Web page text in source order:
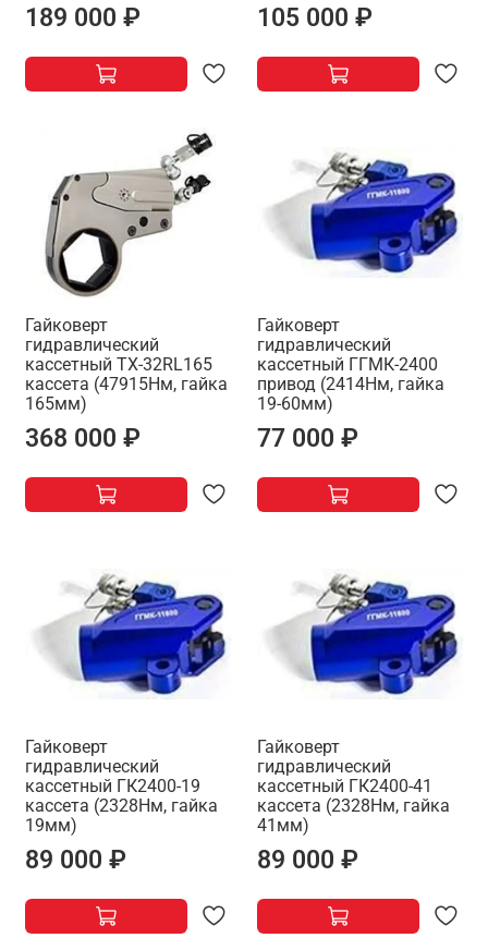
189 000 ₽ 105 000 ₽
Гайковерт
гидравлический
кассетный TX-32RL165
кассета (47915Нм, гайка
165мм)
368 000 ₽
Гайковерт
гидравлический
кассетный ГГМК-2400
привод (2414Нм, гайка
19-60мм)
77 000 ₽
Гайковерт
гидравлический
кассетный ГК2400-19
кассета (2328Нм, гайка
19мм)
89 000 ₽
Гайковерт
гидравлический
кассетный ГК2400-41
кассета (2328Нм, гайка
41мм)
89 000 ₽